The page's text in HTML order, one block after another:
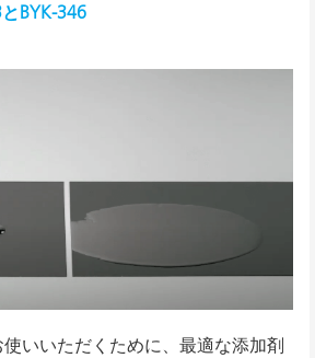
BYK-346
いいただくために、最適な添加剤